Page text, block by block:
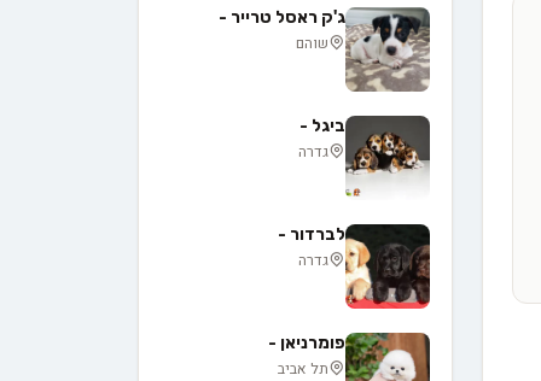
ג'ק ראסל טרייר -
שוהם
ביגל -
גדרה
לברדור -
גדרה
פומרניאן -
תל אביב